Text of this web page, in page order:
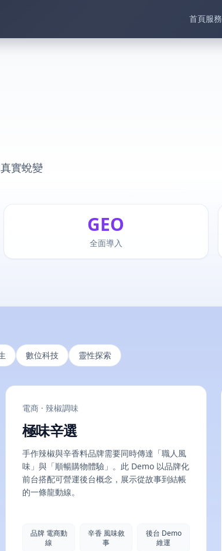
首頁服務
實蛻變
GEO
全面導入
數位科技 靈性探索
電商 · 辣椒調味
極味辛選
手作辣椒與辛香料品牌需要同時傳達「職人風
味」與「順暢購物體驗」。此 Demo 以品牌化
前台搭配可營運後台概念，展示從故事到結帳
的一條龍動線。
品牌 電商動
線
辛香 風味敘
事
後台 Demo
維運